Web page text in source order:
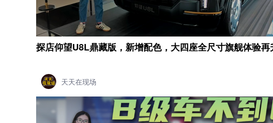
探店仰望U8L鼎藏版，新增配色，大四座全尺寸旗舰体验再
天天在现场